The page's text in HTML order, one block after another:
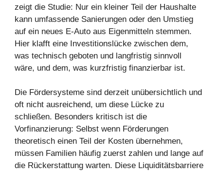
zeigt die Studie: Nur ein kleiner Teil der Haushalte
kann umfassende Sanierungen oder den Umstieg
auf ein neues E-Auto aus Eigenmitteln stemmen.
Hier klafft eine Investitionslücke zwischen dem,
was technisch geboten und langfristig sinnvoll
wäre, und dem, was kurzfristig finanzierbar ist.
Die Fördersysteme sind derzeit unübersichtlich und
oft nicht ausreichend, um diese Lücke zu
schließen. Besonders kritisch ist die
Vorfinanzierung: Selbst wenn Förderungen
theoretisch einen Teil der Kosten übernehmen,
müssen Familien häufig zuerst zahlen und lange auf
die Rückerstattung warten. Diese Liquiditätsbarriere